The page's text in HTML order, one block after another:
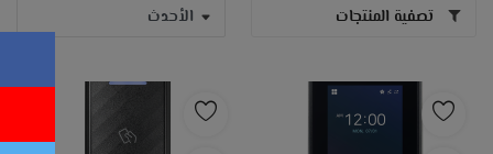
معدات بنكية
تصفية المنتجات